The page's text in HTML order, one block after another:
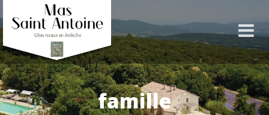
famille